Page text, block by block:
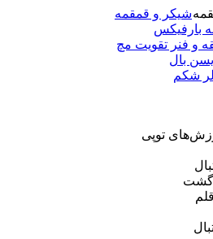
شیکر و قمقمه
بارفیکس
و فنر تقویت مچ
بال
شکم
توپی